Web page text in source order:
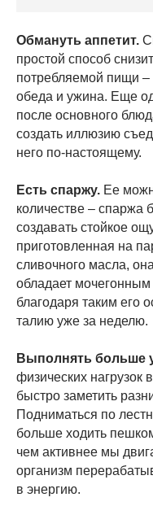
Обмануть аппетит.
простой способ
потребляемой пищи –
обеда и ужина. Еще
после основного
создать иллюзию
него по-настоящему.
Есть спаржу. Ее
количестве – спаржа
создавать стойкое
приготовленная на
сливочного масла,
обладает мочегонным
благодаря таким его
талию уже за неделю.
Выполнять больше
физических
быстро заметить
Подниматься по
больше ходить
чем активнее мы
организм
в энергию.